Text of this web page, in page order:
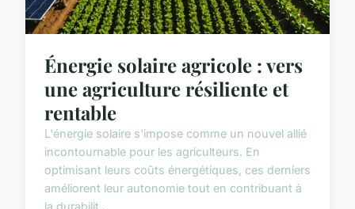
Énergie solaire agricole : vers
une agriculture résiliente et
rentable
L'énergie solaire s'impose comme un nouvel allié
incontournable pour les agriculteurs. En
optimisant leurs coûts énergétiques, ces derniers
améliorent leur autonomie tout en contribuant à
la durabilit...